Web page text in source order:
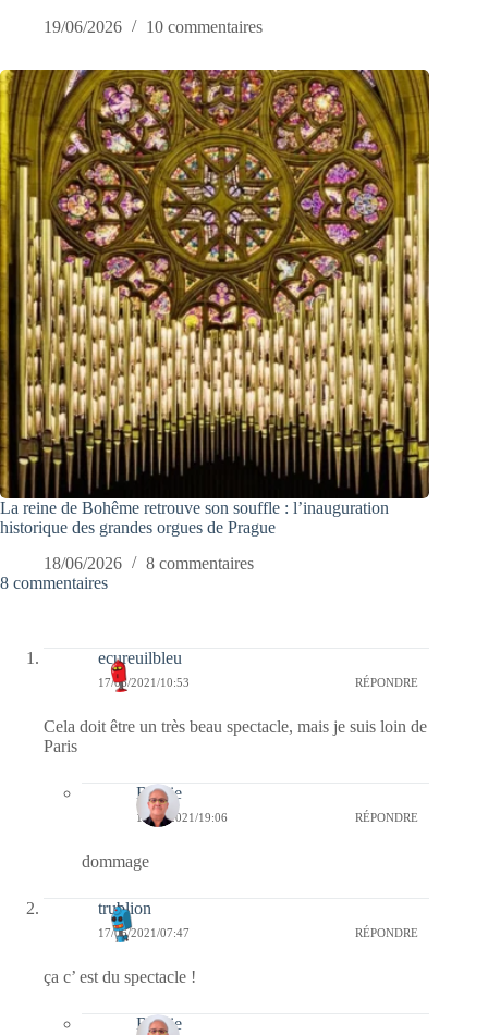
19/06/2026
10 commentaires
La reine de Bohême retrouve son souffle : l’inauguration
historique des grandes orgues de Prague
18/06/2026
8 commentaires
8 commentaires
ecureuilbleu
17/06/2021/10:53 RÉPONDRE
Cela doit être un très beau spectacle, mais je suis loin de
Paris
Bernie
17/06/2021/19:06 RÉPONDRE
dommage
trublion
17/06/2021/07:47 RÉPONDRE
ça c’ est du spectacle !
Bernie